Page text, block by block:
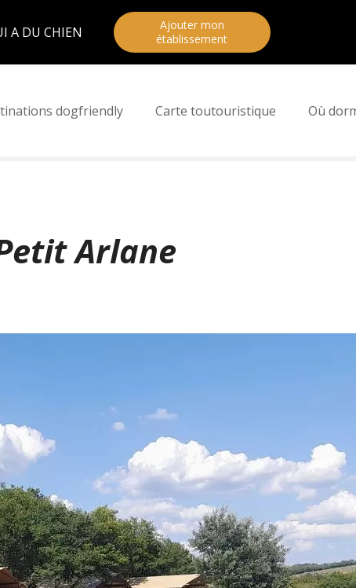
A DU CHIEN
Ajouter mon
établissement
dogfriendly Carte toutouristique Où
Arlane